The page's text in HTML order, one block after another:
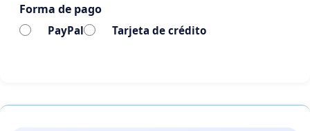
Forma de pago
PayPal Tarjeta de crédito